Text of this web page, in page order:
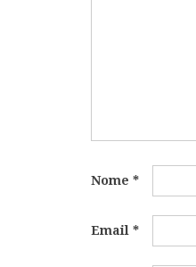
Nome *
Email *